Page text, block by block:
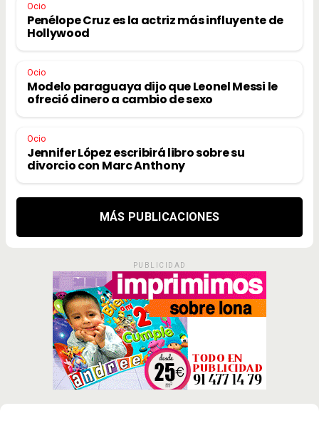
Ocio
Penélope Cruz es la actriz más influyente de
Hollywood
Ocio
Modelo paraguaya dijo que Leonel Messi le
ofreció dinero a cambio de sexo
Ocio
Jennifer López escribirá libro sobre su
divorcio con Marc Anthony
MÁS PUBLICACIONES
PUBLICIDAD